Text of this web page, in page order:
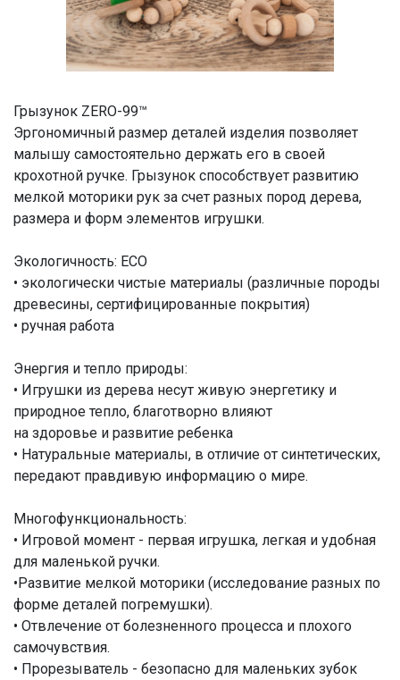
Грызунок ZERO-99™
Эргономичный размер деталей изделия позволяет
малышу самостоятельно держать его в своей
крохотной ручке. Грызунок способствует развитию
мелкой моторики рук за счет разных пород дерева,
размера и форм элементов игрушки.
Экологичность: ECO
• экологически чистые материалы (различные породы
древесины, сертифицированные покрытия)
• ручная работа
Энергия и тепло природы:
• Игрушки из дерева несут живую энергетику и
природное тепло, благотворно влияют
на здоровье и развитие ребенка
• Натуральные материалы, в отличие от синтетических,
передают правдивую информацию о мире.
Многофункциональность:
• Игровой момент - первая игрушка, легкая и удобная
для маленькой ручки.
•Развитие мелкой моторики (исследование разных по
форме деталей погремушки).
• Отвлечение от болезненного процесса и плохого
самочувствия.
• Прорезыватель - безопасно для маленьких зубок